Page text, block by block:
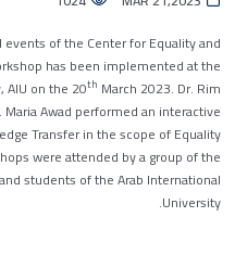
of the Center for Equality and
has been implemented at the
AIU on the 20th March 2023. Dr. Rim
Maria Awad performed an interactive
Transfer in the scope of Equality
were attended by a group of the
students of the Arab International
University.